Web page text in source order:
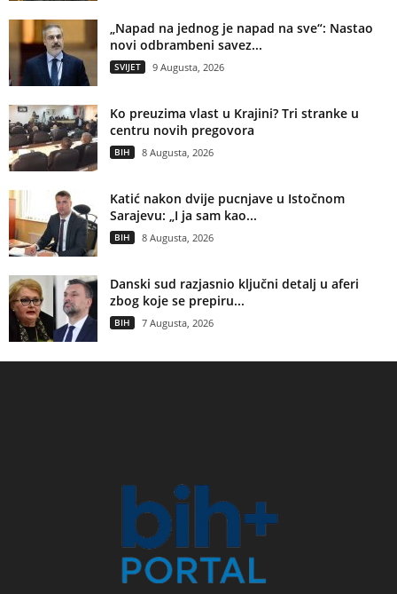
„Napad na jednog je napad na sve“: Nastao
novi odbrambeni savez...
SVIJET 9 Augusta, 2026
Ko preuzima vlast u Krajini? Tri stranke u
centru novih pregovora
BIH 8 Augusta, 2026
Katić nakon dvije pucnjave u Istočnom
Sarajevu: „I ja sam kao...
BIH 8 Augusta, 2026
Danski sud razjasnio ključni detalj u aferi
zbog koje se prepiru...
BIH 7 Augusta, 2026